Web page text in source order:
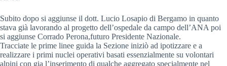
Subito dopo si aggiunse il dott. Lucio Losapio di Bergamo in quanto
stava già lavorando al progetto dell’ospedale da campo dell’ANA poi
si aggiunse Corrado Perona,futuro Presidente Nazionale.
Tracciate le prime linee guida la Sezione iniziò ad ipotizzare e a
realizzare i primi nuclei operativi basati essenzialmente su volontari
alpini con gia l’inserimento di qualche aggregato specialmente nel